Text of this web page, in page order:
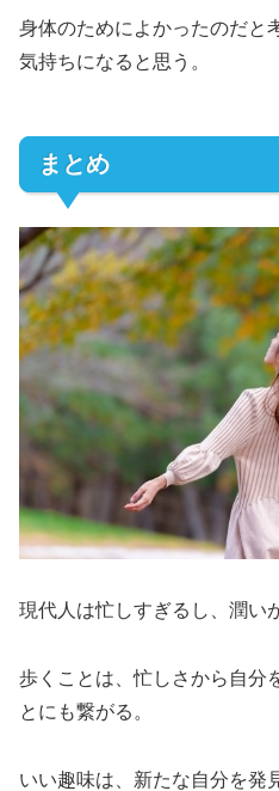
身体のためによかったのだと
気持ちになると思う。
まとめ
現代人は忙しすぎるし、潤い
歩くことは、忙しさから自分
とにも繋がる。
いい趣味は、新たな自分を発